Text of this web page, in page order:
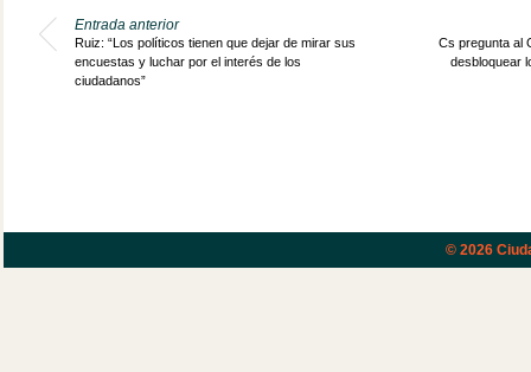
Entrada anterior
Ruiz: “Los políticos tienen que dejar de mirar sus
encuestas y luchar por el interés de los
ciudadanos”
Cs pregunta al
desbloquear
© 2026